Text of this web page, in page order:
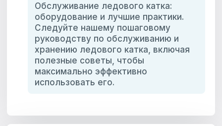
Обслуживание ледового катка:
оборудование и лучшие практики.
Следуйте нашему пошаговому
руководству по обслуживанию и
хранению ледового катка, включая
полезные советы, чтобы
максимально эффективно
использовать его.